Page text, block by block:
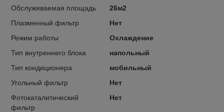
Обслуживаемая площадь
26м2
Плазменный фильтр
Нет
Режим работы
Охлаждение
Тип внутреннего блока
напольный
Тип кондиционера
мобильный
Угольный фильтр
Нет
Фотокаталитический
фильтр
Нет